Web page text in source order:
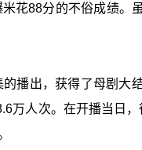
花88分的不俗成绩。
播出，获得了母剧大
万人次。在开播当日